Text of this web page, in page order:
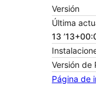
Versión
Última
13
Versión de
Página de